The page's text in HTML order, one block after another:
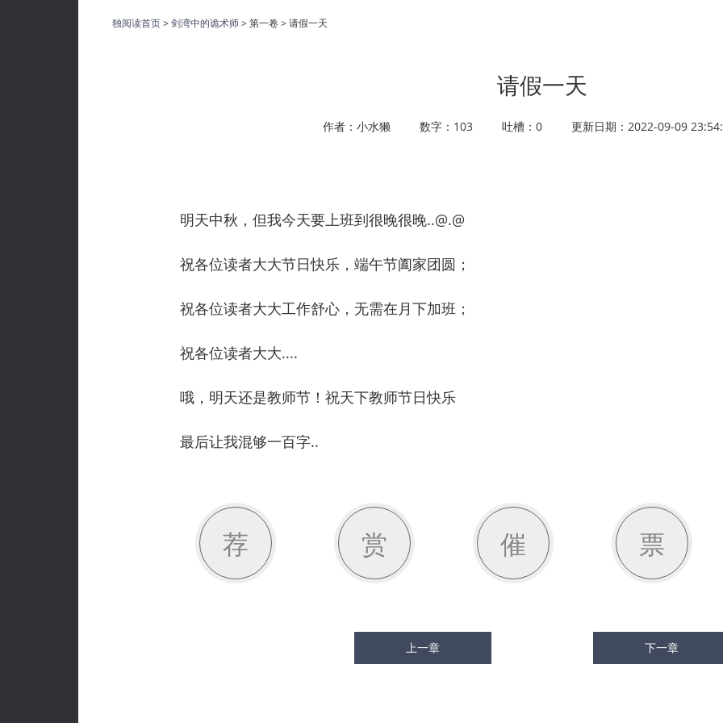
独阅读首页>剑湾中的诡术师> 第一卷 > 请假一天
请假一天
作者：小水獭 数字：103 吐槽：0 更新日期：2022-09-09
明天中秋，但我今天要上班到很晚很晚..@.@
祝各位读者大大节日快乐，端午节阖家团圆；
祝各位读者大大工作舒心，无需在月下加班；
祝各位读者大大....
哦，明天还是教师节！祝天下教师节日快乐
最后让我混够一百字..
荐 赏 催 票
上一章 下一章